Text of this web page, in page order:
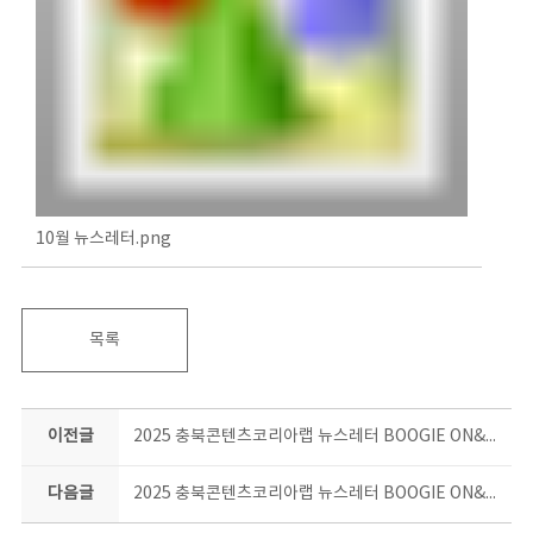
10월 뉴스레터.png
목록
이전글 2025 충북콘텐츠코리아랩 뉴스레터 BOOGIE ON&ON 9월호
다음글 2025 충북콘텐츠코리아랩 뉴스레터 BOOGIE ON&ON 11월호